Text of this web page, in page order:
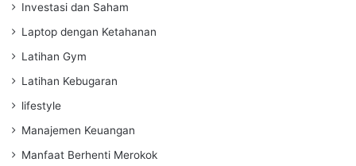
Investasi dan Saham
Laptop dengan Ketahanan
Latihan Gym
Latihan Kebugaran
lifestyle
Manajemen Keuangan
Manfaat Berhenti Merokok